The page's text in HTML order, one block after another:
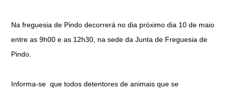
Na freguesia de Pindo decorrerá no dia próximo dia 10 de maio
entre as 9h00 e as 12h30, na sede da Junta de Freguesia de
Pindo.
Informa-se que todos detentores de animais que se